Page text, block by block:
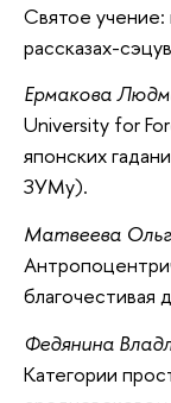
Святое учение:
рассказах-
Ермакова
University for
японских
ЗУМу).
Матвеева
Федянина
Категории